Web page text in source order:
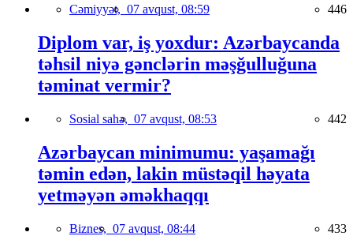
Cəmiyyət, 07 avqust, 08:59 446
Diplom var, iş yoxdur: Azərbaycanda
təhsil niyə gənclərin məşğulluğuna
təminat vermir?
Sosial sahə, 07 avqust, 08:53 442
Azərbaycan minimumu: yaşamağı
təmin edən, lakin müstəqil həyata
yetməyən əməkhaqqı
Biznes, 07 avqust, 08:44 433